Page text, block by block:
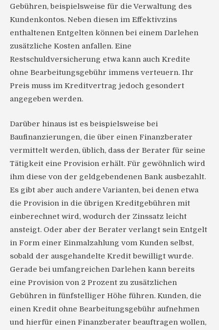
Gebühren, beispielsweise für die Verwaltung des
Kundenkontos. Neben diesen im Effektivzins
enthaltenen Entgelten können bei einem Darlehen
zusätzliche Kosten anfallen. Eine
Restschuldversicherung etwa kann auch Kredite
ohne Bearbeitungsgebühr immens verteuern. Ihr
Preis muss im Kreditvertrag jedoch gesondert
angegeben werden.
Darüber hinaus ist es beispielsweise bei
Baufinanzierungen, die über einen Finanzberater
vermittelt werden, üblich, dass der Berater für seine
Tätigkeit eine Provision erhält. Für gewöhnlich wird
ihm diese von der geldgebendenen Bank ausbezahlt.
Es gibt aber auch andere Varianten, bei denen etwa
die Provision in die übrigen Kreditgebühren mit
einberechnet wird, wodurch der Zinssatz leicht
ansteigt. Oder aber der Berater verlangt sein Entgelt
in Form einer Einmalzahlung vom Kunden selbst,
sobald der ausgehandelte Kredit bewilligt wurde.
Gerade bei umfangreichen Darlehen kann bereits
eine Provision von 2 Prozent zu zusätzlichen
Gebühren in fünfstelliger Höhe führen. Kunden, die
einen Kredit ohne Bearbeitungsgebühr aufnehmen
und hierfür einen Finanzberater beauftragen wollen,